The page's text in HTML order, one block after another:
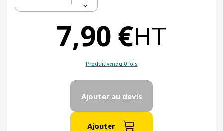
7,90 €HT
Produit vendu 0 fois
Ajouter au devis
Ajouter